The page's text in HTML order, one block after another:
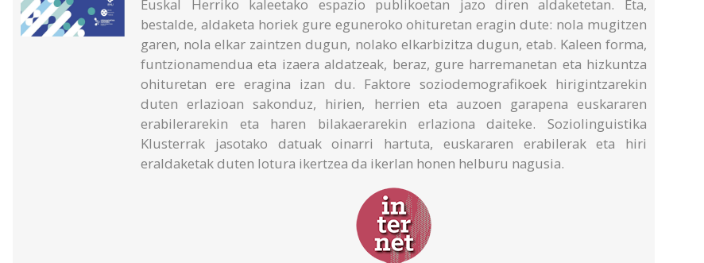
Euskal Herriko kaleetako espazio publikoetan jazo diren aldaketetan. Eta,
bestalde, aldaketa horiek gure eguneroko ohituretan eragin dute: nola mugitzen
garen, nola elkar zaintzen dugun, nolako elkarbizitza dugun, etab. Kaleen forma,
funtzionamendua eta izaera aldatzeak, beraz, gure harremanetan eta hizkuntza
ohituretan ere eragina izan du. Faktore soziodemografikoek hirigintzarekin
duten erlazioan sakonduz, hirien, herrien eta auzoen garapena euskararen
erabilerarekin eta haren bilakaerarekin erlaziona daiteke. Soziolinguistika
Klusterrak jasotako datuak oinarri hartuta, euskararen erabilerak eta hiri
eraldaketak duten lotura ikertzea da ikerlan honen helburu nagusia.